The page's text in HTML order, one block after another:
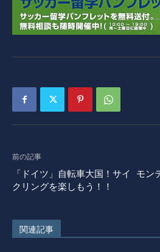
前の記事
「ドイツ」自転車大国！サイ
クリングを楽しもう！！
モン
関連記事